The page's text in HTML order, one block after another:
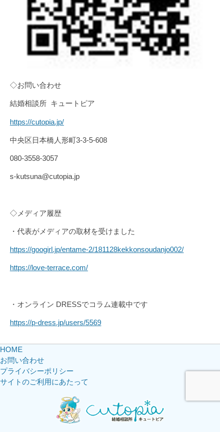
◇お問い合わせ
結婚相談所 キュートピア
https://cutopia.jp/
中央区日本橋人形町3-3-5-608
080-3558-3057
s-kutsuna@cutopia.jp
◇メディア履歴
・代表がメディアの取材を受けました
https://googirl.jp/entame-2/181128kekkonsoudanjo002/
https://love-terrace.com/
・オンライン DRESSでコラム連載中です
https://p-dress.jp/users/5569
HOME
お問い合わせ
プライバシーポリシー
サイトのご利用にあたって